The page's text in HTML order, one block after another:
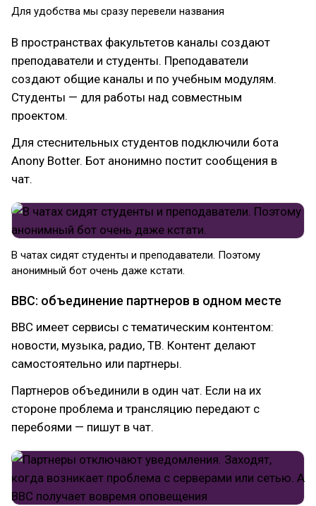
Для удобства мы сразу перевели названия
В пространствах факультетов каналы создают
преподаватели и студенты. Преподаватели
создают общие каналы и по учебным модулям.
Студенты — для работы над совместным
проектом.
Для стеснительных студентов подключили бота
Anony Botter. Бот анонимно постит сообщения в
чат.
В чатах сидят студенты и преподаватели. Поэтому
анонимный бот очень даже кстати.
ВВС: объединение партнеров в одном месте
BBC имеет сервисы с тематическим контентом:
новости, музыка, радио, ТВ. Контент делают
самостоятельно или партнеры.
Партнеров объединили в один чат. Если на их
стороне проблема и трансляцию передают с
перебоями — пишут в чат.